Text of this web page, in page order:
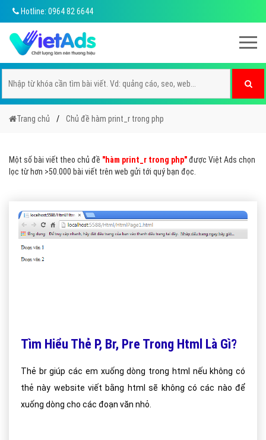
Hotline: 0964 82 6644
Trang chủ Chủ đề hàm print_r trong php
Một số bài viết theo chủ đề "hàm print_r trong php"được Việt Ads chọn
lọc từ hơn >50.000 bài viết trên web gửi tới quý bạn đọc.
Tìm Hiểu Thẻ P, Br, Pre Trong Html Là Gì?
Thẻ br giúp các em xuống dòng trong html nếu không có
thẻ này website viết bằng html sẽ không có các nào để
xuống dòng cho các đoạn văn nhỏ.